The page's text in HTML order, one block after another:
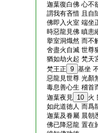
迦葉復白佛 心不
謂我有吝惜 且自
佛即入火室 端坐
時惡龍見佛 瞋恚
擧室洞熾然 而不
舍盡火自滅 世尊
猶如劫火起 梵天
梵王正 9 基坐
惡龍見世尊 光顏
毒息善心生 稽首
迦葉夜見 10 火
如此道徳人 而爲
迦葉及眷屬 晨朝
佛已降惡龍 置在